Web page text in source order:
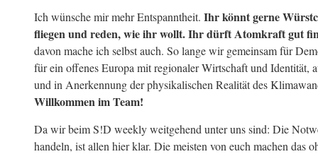
Ich wünsche mir mehr Entspanntheit. Ihr könnt gerne
fliegen und reden, wie ihr wollt. Ihr dürft Atomkraft gut
davon mache ich selbst auch. So lange wir gemeinsam für
für ein offenes Europa mit regionaler Wirtschaft und Identität,
und in Anerkennung der physikalischen Realität des
Willkommen im Team!
Da wir beim S!D weekly weitgehend unter uns sind: Die
handeln, ist allen hier klar. Die meisten von euch machen das